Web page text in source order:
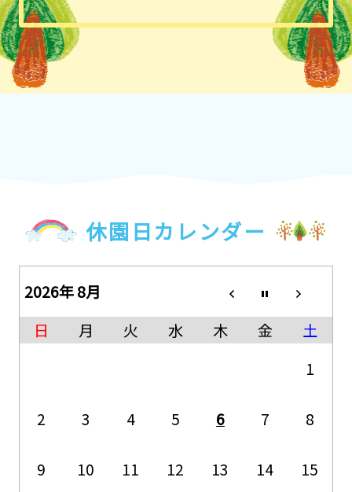
休園日カレンダー
2026年 8月
日
月 火 水 木 金
土
1
2 3 4 5 6 7 8
9 10 11 12 13 14 15